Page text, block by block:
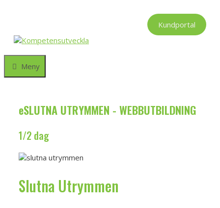
Kundportal
Meny
eSLUTNA UTRYMMEN - WEBBUTBILDNING
1/2 dag
Slutna Utrymmen